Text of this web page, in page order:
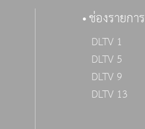
ช่องรายการ
DLTV 1
DLTV 5
DLTV 9
DLTV 13